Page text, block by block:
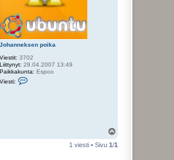
Johanneksen poika
Viestit: 3702
Liittynyt: 29.04.2007 13:49
Paikkakunta: Espoo
Viesti:
a
ö
1 viesti • Sivu 1/1